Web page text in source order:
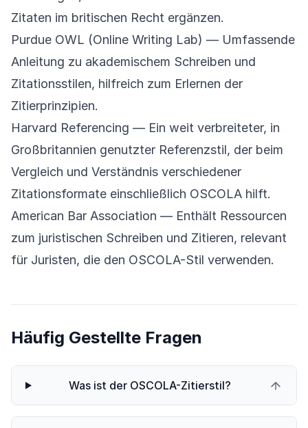
Zitaten im britischen Recht ergänzen.
Purdue OWL (Online Writing Lab) — Umfassende
Anleitung zu akademischem Schreiben und
Zitationsstilen, hilfreich zum Erlernen der
Zitierprinzipien.
Harvard Referencing — Ein weit verbreiteter, in
Großbritannien genutzter Referenzstil, der beim
Vergleich und Verständnis verschiedener
Zitationsformate einschließlich OSCOLA hilft.
American Bar Association — Enthält Ressourcen
zum juristischen Schreiben und Zitieren, relevant
für Juristen, die den OSCOLA-Stil verwenden.
Häufig Gestellte Fragen
Was ist der OSCOLA-Zitierstil?